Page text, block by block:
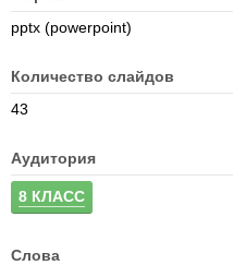
pptx (powerpoint)
Количество слайдов
43
Аудитория
8 КЛАСС
Слова